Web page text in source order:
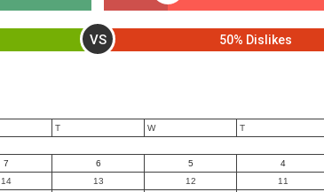
VS 50% Dislikes
T
W
T
4
5
6
7
11
12
13
14